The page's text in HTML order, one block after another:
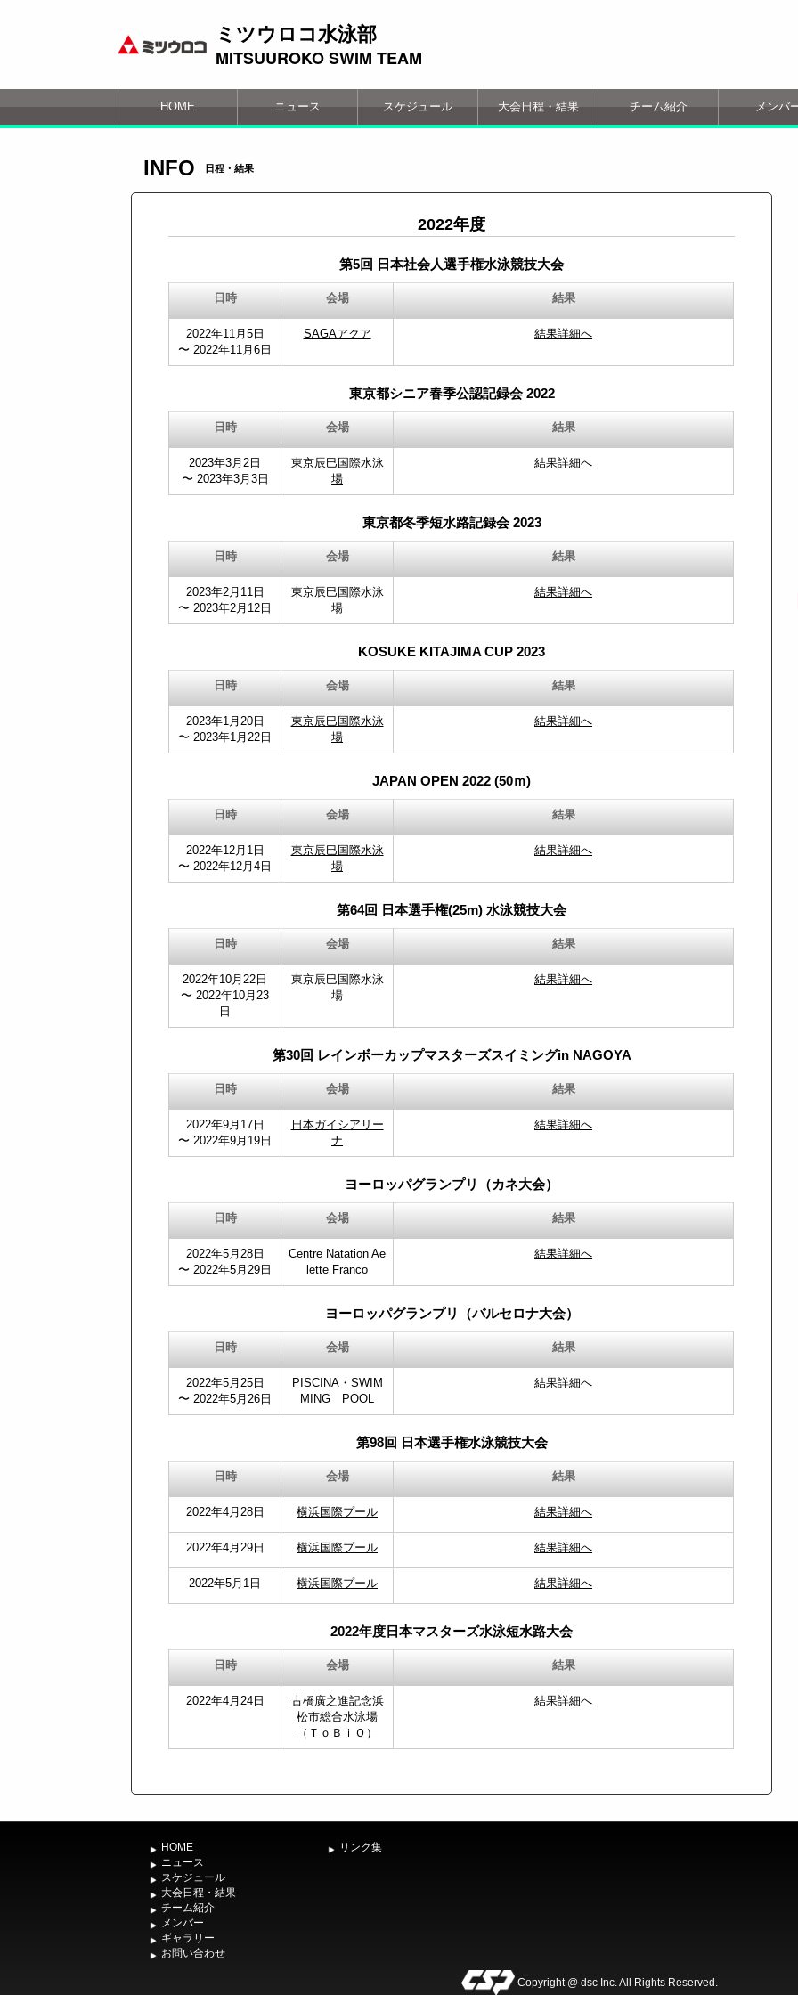
ミツウロコ水泳部
MITSUUROKO SWIM TEAM
HOME ニュース スケジュール 大会日程・結果 チーム紹介 メンバ
INFO 日程・結果
2022年度
第5回 日本社会人選手権水泳競技大会
日時 会場 結果
2022年11月5日
〜 2022年11月6日
SAGAアクア 結果詳細へ
東京都シニア春季公認記録会 2022
日時 会場 結果
2023年3月2日
〜 2023年3月3日
東京辰巳国際水泳
場
結果詳細へ
東京都冬季短水路記録会 2023
日時 会場 結果
2023年2月11日
〜 2023年2月12日
東京辰巳国際水泳
場
結果詳細へ
KOSUKE KITAJIMA CUP 2023
日時 会場 結果
2023年1月20日
〜 2023年1月22日
東京辰巳国際水泳
場
結果詳細へ
JAPAN OPEN 2022 (50ｍ)
日時 会場 結果
2022年12月1日
〜 2022年12月4日
東京辰巳国際水泳
場
結果詳細へ
第64回 日本選手権(25m) 水泳競技大会
日時 会場 結果
2022年10月22日
〜 2022年10月23
日
東京辰巳国際水泳
場
結果詳細へ
第30回 レインボーカップマスターズスイミングin NAGOYA
日時 会場 結果
2022年9月17日
〜 2022年9月19日
日本ガイシアリー
ナ
結果詳細へ
ヨーロッパグランプリ（カネ大会）
日時 会場 結果
2022年5月28日
〜 2022年5月29日
Centre Natation Ae
lette Franco
結果詳細へ
ヨーロッパグランプリ（バルセロナ大会）
日時 会場 結果
2022年5月25日
〜 2022年5月26日
PISCINA・SWIM
MING POOL
結果詳細へ
第98回 日本選手権水泳競技大会
日時 会場 結果
2022年4月28日 横浜国際プール 結果詳細へ
2022年4月29日 横浜国際プール 結果詳細へ
2022年5月1日 横浜国際プール 結果詳細へ
2022年度日本マスターズ水泳短水路大会
日時 会場 結果
2022年4月24日
古橋廣之進記念浜
松市総合水泳場
（ＴｏＢｉＯ）
結果詳細へ
HOME
ニュース
スケジュール
大会日程・結果
チーム紹介
メンバー
ギャラリー
お問い合わせ
リンク集
Copyright @ dsc Inc. All Rights Reserved.